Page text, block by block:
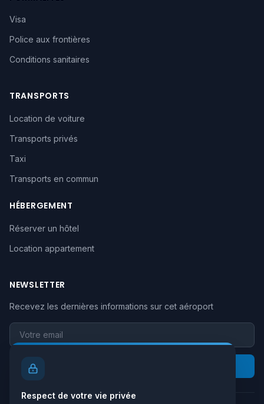
Visa
Police aux frontières
Conditions sanitaires
TRANSPORTS
Location de voiture
Transports privés
Taxi
Transports en commun
HÉBERGEMENT
Réserver un hôtel
Location appartement
NEWSLETTER
Recevez les dernières informations sur cet aéroport
Votre email
Respect de votre vie privée